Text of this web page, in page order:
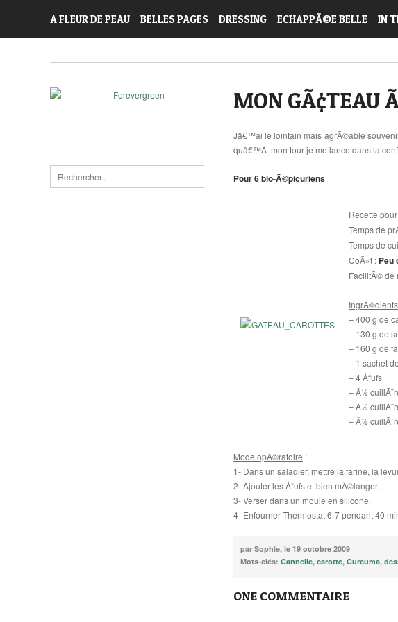
A FLEUR DE PEAU BELLES PAGES DRESSING ECHAPPÃ©E BELLE IN
MON GÃ¢TEAU
Jâ€™ai le lointain mais agrÃ©able
quâ€™Ã mon tour je me lance dans la
Pour 6 bio-Ã©picuriens
Recette pour
Temps de
Temps de
CoÃ»t : Peu
FacilitÃ© de
IngrÃ©dients
– 400 g de
– 130 g de
– 160 g de
– 1 sachet
– 4 Å“ufs
– Â½
– Â½
– Â½
Mode opÃ©ratoire :
1- Dans un saladier, mettre la farine, la
2- Ajouter les Å“ufs et bien mÃ©langer.
3- Verser dans un moule en silicone.
4- Enfourner Thermostat 6-7 pendant 40
par Sophie, le 19 octobre 2009
Mots-clés: Cannelle, carotte, Curcuma,
ONE COMMENTAIRE